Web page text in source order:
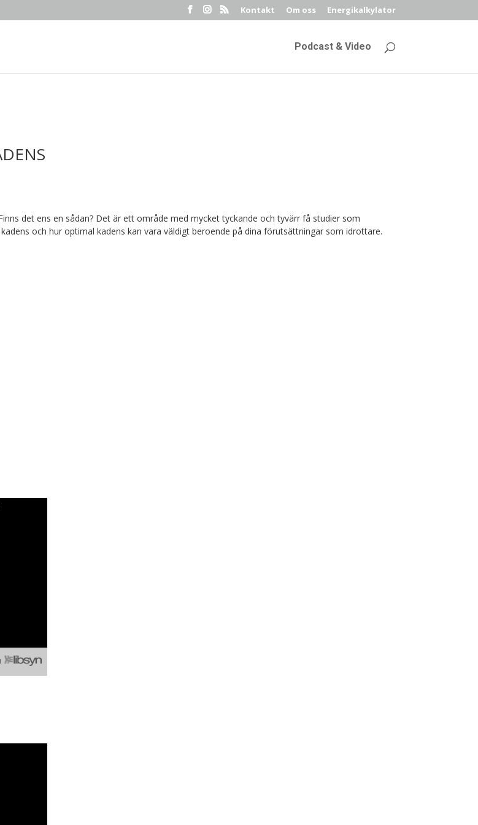
Kontakt Om oss Energikalkylator
Podcast & Video
det ens en sådan? Det är ett område med mycket tyckande och tyvärr få studier som
och hur optimal kadens kan vara väldigt beroende på dina förutsättningar som idrottare.